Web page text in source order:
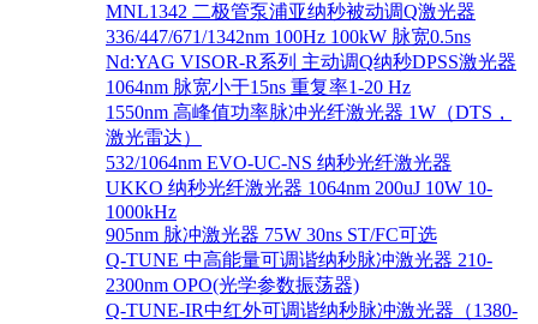
MNL1342 二极管泵浦亚纳秒被动调Q激光器
336/447/671/1342nm 100Hz 100kW 脉宽0.5ns
Nd:YAG VISOR-R系列 主动调Q纳秒DPSS激光器
1064nm 脉宽小于15ns 重复率1-20 Hz
1550nm 高峰值功率脉冲光纤激光器 1W（DTS，
激光雷达）
532/1064nm EVO-UC-NS 纳秒光纤激光器
UKKO 纳秒光纤激光器 1064nm 200uJ 10W 10-
1000kHz
905nm 脉冲激光器 75W 30ns ST/FC可选
Q-TUNE 中高能量可调谐纳秒脉冲激光器 210-
2300nm OPO(光学参数振荡器)
Q-TUNE-IR中红外可调谐纳秒脉冲激光器（1380-